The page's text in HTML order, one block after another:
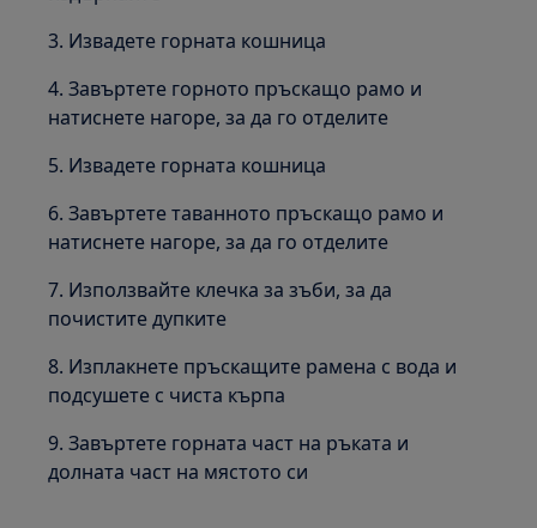
3. Извадете горната кошница
4. Завъртете горното пръскащо рамо и
натиснете нагоре, за да го отделите
5. Извадете горната кошница
6. Завъртете таванното пръскащо рамо и
натиснете нагоре, за да го отделите
7. Използвайте клечка за зъби, за да
почистите дупките
8. Изплакнете пръскащите рамена с вода и
подсушете с чиста кърпа
9. Завъртете горната част на ръката и
долната част на мястото си